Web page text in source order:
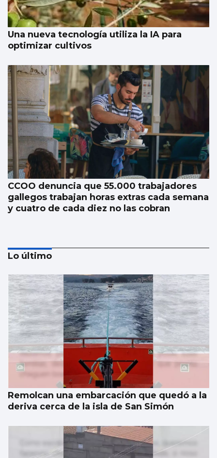
Una nueva tecnología utiliza la IA para
optimizar cultivos
CCOO denuncia que 55.000 trabajadores
gallegos trabajan horas extras cada semana
y cuatro de cada diez no las cobran
La nigranesa Kreios Space lanzará el
satélite que volará más cerca de la Tierra
Lo último
Remolcan una embarcación que quedó a la
deriva cerca de la isla de San Simón